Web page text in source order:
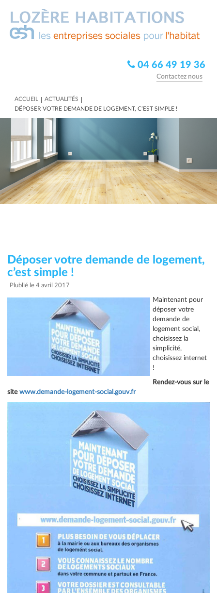
04 66 49 19 36
Contactez nous
ACCUEIL | ACTUALITÉS |
DÉPOSER VOTRE DEMANDE DE LOGEMENT, C’EST SIMPLE !
Déposer votre demande de logement,
c’est simple !
Plublié le 4 avril 2017
Maintenant pour
déposer votre
demande de
logement social,
choisissez la
simplicité,
choisissez internet
!
Rendez-vous sur le
site www.demande-logement-social.gouv.fr